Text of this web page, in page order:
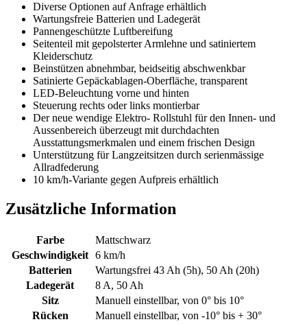
Diverse Optionen auf Anfrage erhältlich
Wartungsfreie Batterien und Ladegerät
Pannengeschützte Luftbereifung
Seitenteil mit gepolsterter Armlehne und satiniertem
Kleiderschutz
Beinstützen abnehmbar, beidseitig abschwenkbar
Satinierte Gepäckablagen-Oberfläche, transparent
LED-Beleuchtung vorne und hinten
Steuerung rechts oder links montierbar
Der neue wendige Elektro- Rollstuhl für den Innen- und
Aussenbereich überzeugt mit durchdachten
Ausstattungsmerkmalen und einem frischen Design
Unterstützung für Langzeitsitzen durch serienmässige
Allradfederung
10 km/h-Variante gegen Aufpreis erhältlich
Zusätzliche Information
Farbe
Mattschwarz
Geschwindigkeit 6 km/h
Batterien
Wartungsfrei 43 Ah (5h), 50 Ah (20h)
Ladegerät
8 A, 50 Ah
Sitz
Manuell einstellbar, von 0° bis 10°
Rücken
Manuell einstellbar, von -10° bis + 30°